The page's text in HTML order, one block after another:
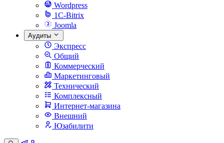
Wordpress
1C-Bitrix
Joomla
Аудиты
Экспресс
Общий
Коммерческий
Маркетинговый
Технический
Комплексный
Интернет-магазина
Внешний
Юзабилити